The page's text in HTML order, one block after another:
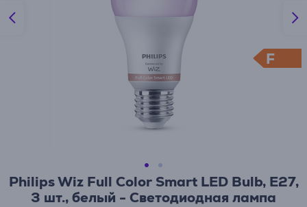
Philips Wiz Full Color Smart LED Bulb, E27,
3 шт., белый - Светодиодная лампа
F